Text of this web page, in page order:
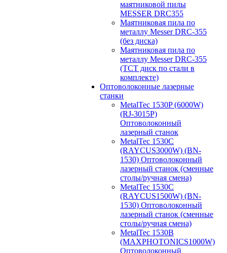
маятниковой пилы
MESSER DRC355
Маятниковая пила по
металлу Messer DRC-355
(без диска)
Маятниковая пила по
металлу Messer DRC-355
(ТСТ диск по стали в
комплекте)
Оптоволоконные лазерные
станки
MetalTec 1530P (6000W)
(RJ-3015P)
Оптоволоконный
лазерный станок
MetalTec 1530С
(RAYCUS3000W) (BN-
1530) Оптоволоконный
лазерный станок (сменные
столы/ручная смена)
MetalTec 1530С
(RAYCUS1500W) (BN-
1530) Оптоволоконный
лазерный станок (сменные
столы/ручная смена)
MetalTec 1530B
(MAXPHOTONICS1000W)
Оптоволоконный